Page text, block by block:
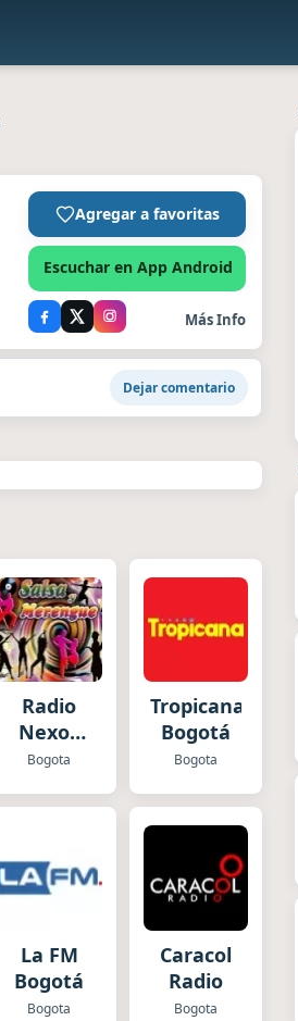
Agregar a favoritas
Escuchar en App Android
Más Info
Dejar comentario
Radio
Nexos
Salsa y
Bogota
Tropicana
Bogotá
Bogota
La FM
Bogotá
Bogota
Caracol
Radio
Bogota